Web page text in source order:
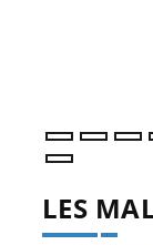
LES